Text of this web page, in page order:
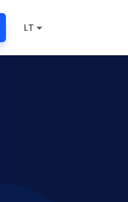
LT